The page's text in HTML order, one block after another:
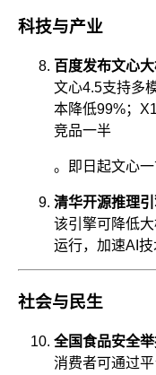
科技与产业
百度发布文心
文心4.5支持多
本降低99%；
竞品一半
。即日起文心
清华开源推理
该引擎可降低
运行，加速AI
社会与民生
全国食品安全
消费者可通过